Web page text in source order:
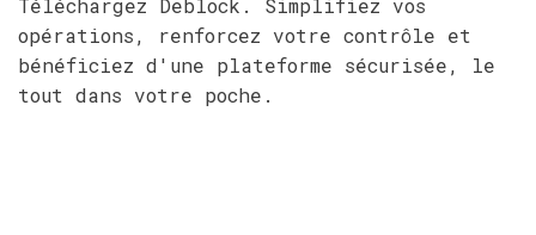
Téléchargez Deblock. Simplifiez vos
opérations, renforcez votre contrôle et
bénéficiez d'une plateforme sécurisée, le
tout dans votre poche.